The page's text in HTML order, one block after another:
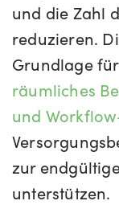
und die Zahl
reduzieren.
Grundlage
räumliches
und
zur
unterstützen.